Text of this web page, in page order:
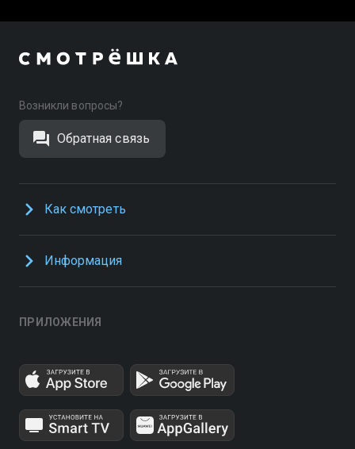
Возникли вопросы?
Обратная связь
Как смотреть
Информация
ПРИЛОЖЕНИЯ